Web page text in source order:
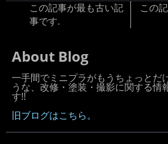
この記事が最も古い記
事です.
この
About Blog
一手間でミニプラがもうちょっとだ
うな、改修・塗装・撮影に関する情
す!!
旧ブログはこちら。